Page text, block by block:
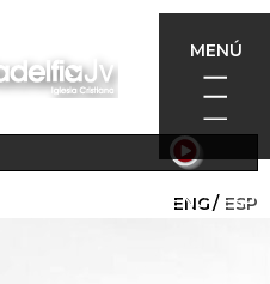
ENG ESP
MENÚ